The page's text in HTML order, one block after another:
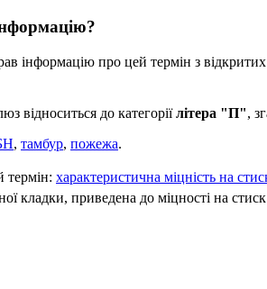
інформацію про цей термін з
відноситься до категоріїлітера "П",
, тамбур, пожежа.
термін: характеристична міцність на
кладки, приведена до міцності на